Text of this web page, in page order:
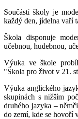
Součástí školy je
každý den, jídelna vaří
Škola disponuje
učebnou, hudebnou,
Výuka ve škole
"Škola pro život v 21.
Výuka anglického
skupinách s nižším
druhého jazyka –
do zemí, kde se hovoří